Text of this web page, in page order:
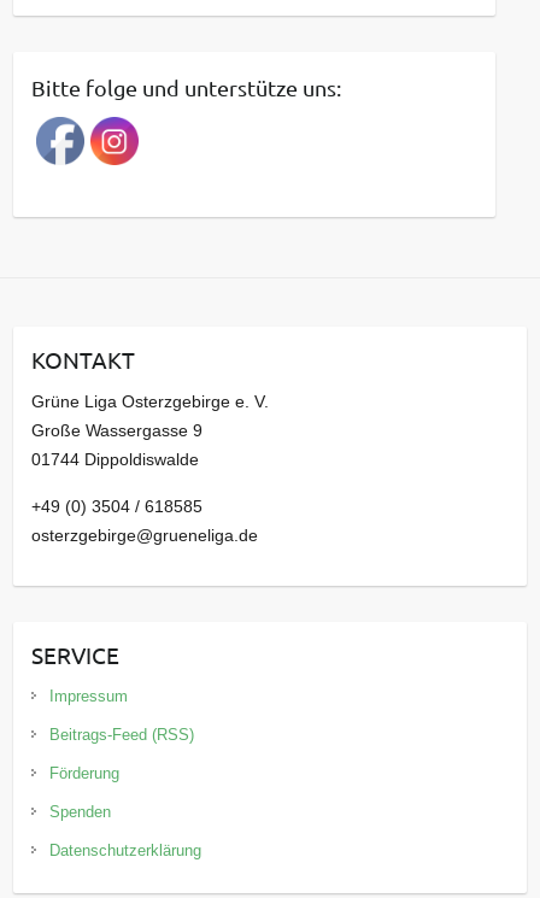
e
r
a
g
a
v
Bitte folge und unterstütze uns:
KONTAKT
Grüne Liga Osterzgebirge e. V.
Große Wassergasse 9
01744 Dippoldiswalde
+49 (0) 3504 / 618585
osterzgebirge@grueneliga.de
SERVICE
Impressum
Beitrags-Feed (RSS)
Förderung
Spenden
Datenschutzerklärung